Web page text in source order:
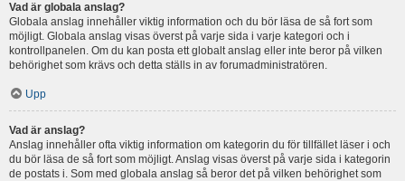
Vad är globala anslag?
Globala anslag innehåller viktig information och du bör läsa de så fort som
möjligt. Globala anslag visas överst på varje sida i varje kategori och i
kontrollpanelen. Om du kan posta ett globalt anslag eller inte beror på vilken
behörighet som krävs och detta ställs in av forumadministratören.
Upp
Vad är anslag?
Anslag innehåller ofta viktig information om kategorin du för tillfället läser i och
du bör läsa de så fort som möjligt. Anslag visas överst på varje sida i kategorin
de postats i. Som med globala anslag så beror det på vilken behörighet som